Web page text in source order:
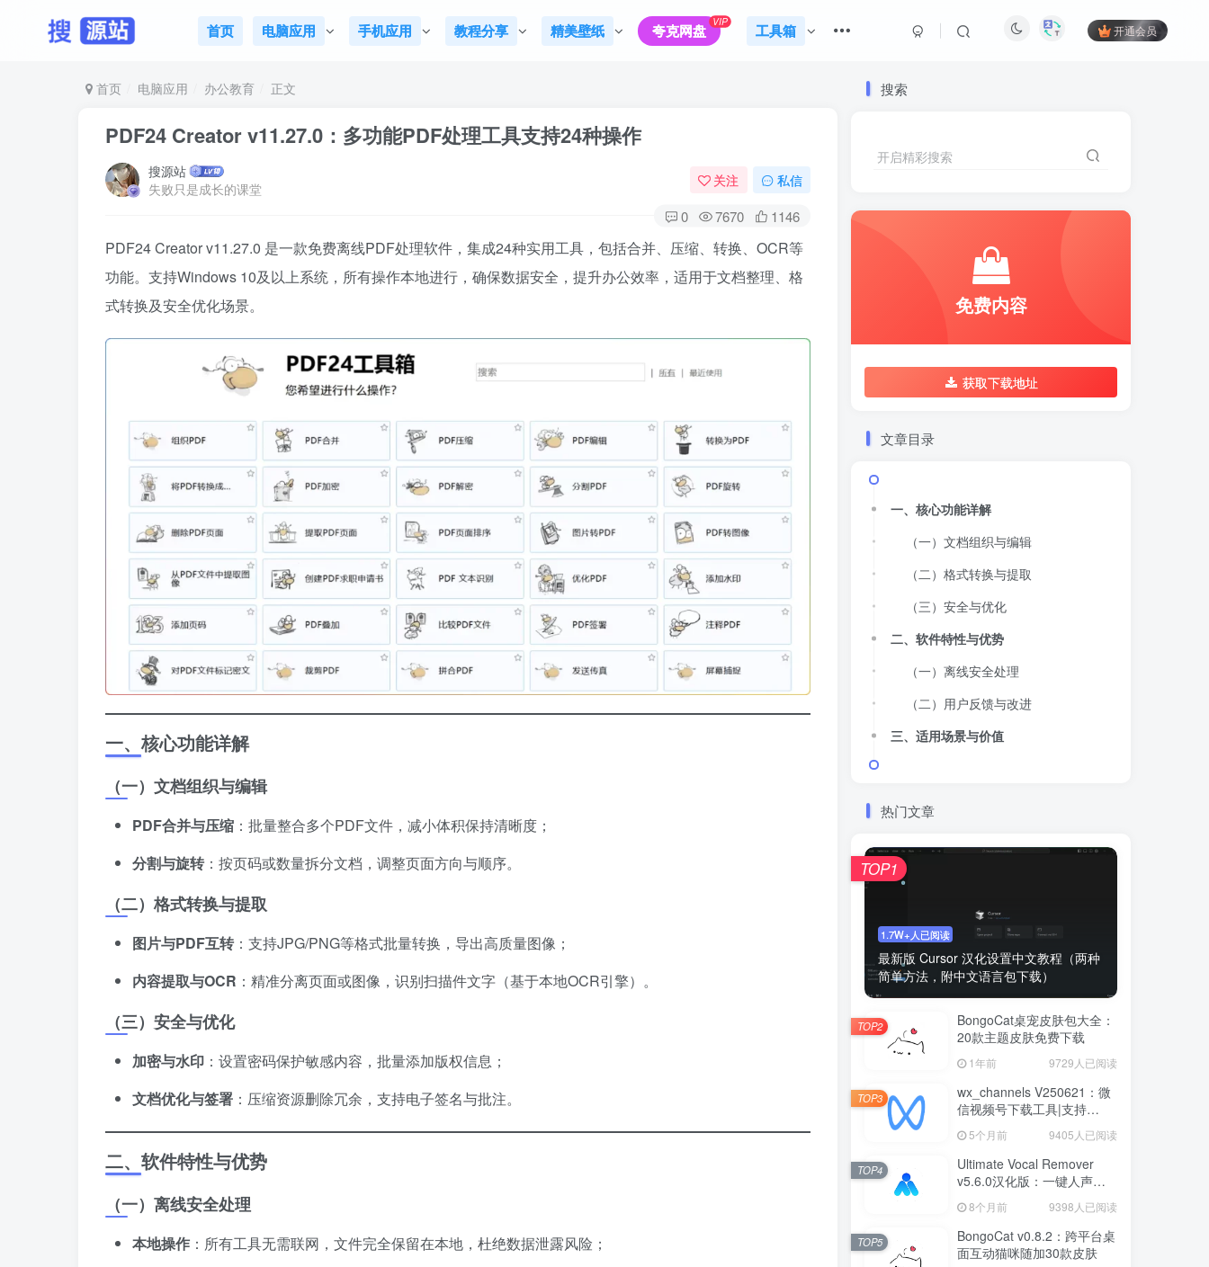
首页 电脑应用 手机应用 教程分享 精美壁纸 夸克网盘 VIP 工具箱 开通会员
首页 电脑应用 办公教育 正文
PDF24 Creator v11.27.0：多功能PDF处理工具支持24种操作
搜源站
失败只是成长的课堂
关注 私信
0 7670 1146
PDF24 Creator v11.27.0 是一款免费离线PDF处理软件，集成24种实用工具，包括合并、压缩、转换、OCR等
功能。支持Windows 10及以上系统，所有操作本地进行，确保数据安全，提升办公效率，适用于文档整理、格
式转换及安全优化场景。
一、核心功能详解
（一）文档组织与编辑
PDF合并与压缩 ：批量整合多个PDF文件，减小体积保持清晰度；
分割与旋转：按页码或数量拆分文档，调整页面方向与顺序。
（二）格式转换与提取
图片与PDF互转：支持JPG/PNG等格式批量转换，导出高质量图像；
内容提取与OCR ：精准分离页面或图像，识别扫描件文字（基于本地OCR引擎）。
（三）安全与优化
加密与水印 ：设置密码保护敏感内容，批量添加版权信息；
文档优化与签署 ：压缩资源删除冗余，支持电子签名与批注。
二、软件特性与优势
（一）离线安全处理
本地操作 ：所有工具无需联网，文件完全保留在本地，杜绝数据泄露风险；
搜索
开启精彩搜索
免费内容
获取下载地址
文章目录
一、核心功能详解
（一）文档组织与编辑
（二）格式转换与提取
（三）安全与优化
二、软件特性与优势
（一）离线安全处理
（二）用户反馈与改进
三、适用场景与价值
热门文章
1.7W+人已阅读
最新版 Cursor 汉化设置中文教程（两种
简单方法，附中文语言包下载）
TOP1
BongoCat桌宠皮肤包大全：
20款主题皮肤免费下载
1年前 9729人已阅读
TOP2
wx_channels V250621：微
信视频号下载工具|支持
Win/macOS
5个月前 9405人已阅读
TOP3
Ultimate Vocal Remover
v5.6.0汉化版：一键人声分
离工具
8个月前 9398人已阅读
TOP4
BongoCat v0.8.2：跨平台桌
面互动猫咪随加30款皮肤
TOP5